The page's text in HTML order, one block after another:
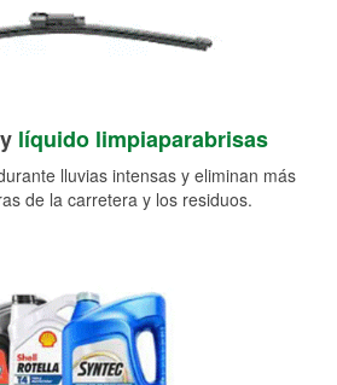
y líquido limpiaparabrisas
lluvias intensas y eliminan más
de la carretera y los residuos.